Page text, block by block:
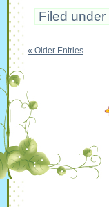
Filed under
« Older Entries